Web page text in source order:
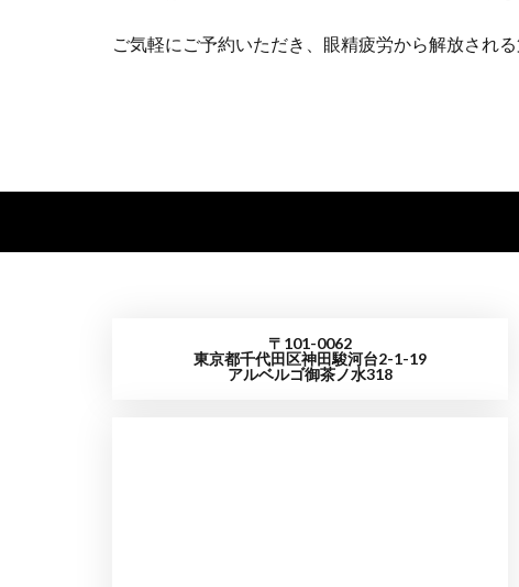
ご気軽にご予約いただき、眼精疲労から解放され
〒101-0062
東京都千代田区神田駿河台2-1-19
アルベルゴ御茶ノ水318